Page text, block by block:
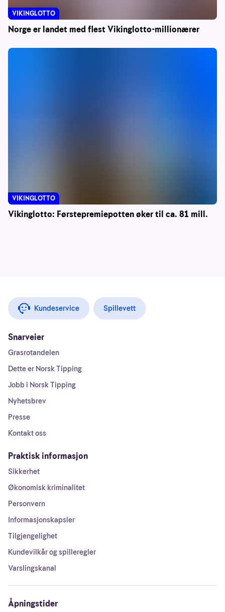
Norge er landet med flest Vikinglotto-millionærer
VIKINGLOTTO
Vikinglotto: Førstepremiepotten øker til ca. 81 mill.
VIKINGLOTTO
Kundeservice Spillevett
Snarveier
Grasrotandelen
Dette er Norsk Tipping
Jobb i Norsk Tipping
Nyhetsbrev
Presse
Kontakt oss
Praktisk informasjon
Sikkerhet
Økonomisk kriminalitet
Personvern
Informasjonskapsler
Tilgjengelighet
Kundevilkår og spilleregler
Varslingskanal
Åpningstider